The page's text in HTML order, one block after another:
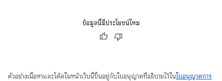
ข้อมูลนี้มีประโยชน์ไหม
ตัวอย่างเนื้อหาและโค้ดในหน้าเว็บนี้ขึ้นอยู่กับใบอนุญาตที่อธิบายไว้ในใบอนุญาตการ